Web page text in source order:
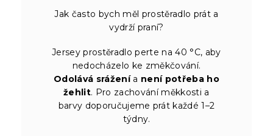
Jak často bych měl prostěradlo prát a
vydrží praní?
Jersey prostěradlo perte na 40 °C, aby
nedocházelo ke změkčování.
Odolává sráženía není potřeba ho
žehlit. Pro zachování měkkosti a
barvy doporučujeme prát každé 1–2
týdny.